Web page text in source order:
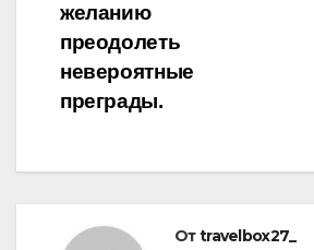
желанию
преодолеть
невероятные
преграды.
Отtravelbox27_